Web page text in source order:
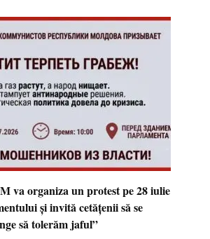
va organiza un protest pe 28 iulie
și invită cetățenii să se
să tolerăm jaful”